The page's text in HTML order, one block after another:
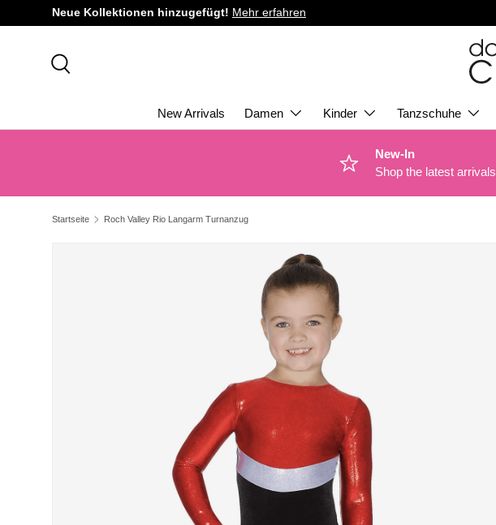
DIREKT ZUM INHALT
Neue Kollektionen hinzugefügt! Mehr erfahren
New Arrivals Damen Kinder Tanzschuhe
New-In
Shop the latest arrivals
Startseite Roch Valley Rio Langarm Turnanzug